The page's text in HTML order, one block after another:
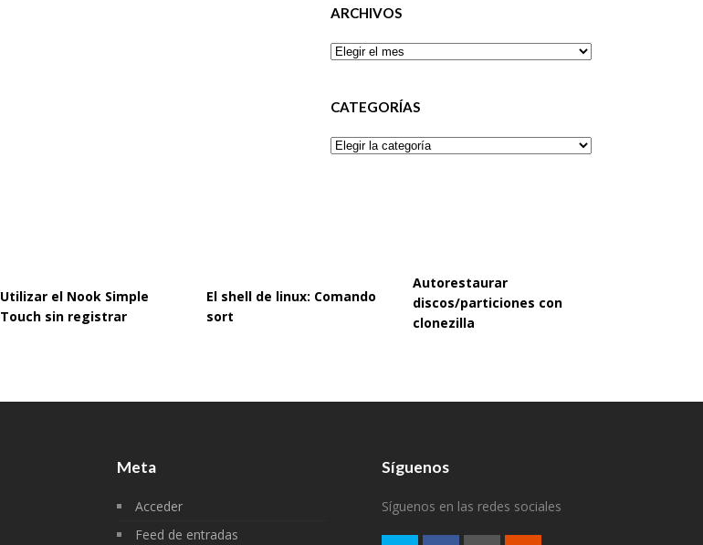
ARCHIVOS
Archivos
CATEGORÍAS
Categorías
Utilizar el Nook Simple
Touch sin registrar
El shell de linux: Comando
sort
Autorestaurar
discos/particiones con
clonezilla
Meta
Acceder
Feed de entradas
Síguenos
Síguenos en las redes sociales